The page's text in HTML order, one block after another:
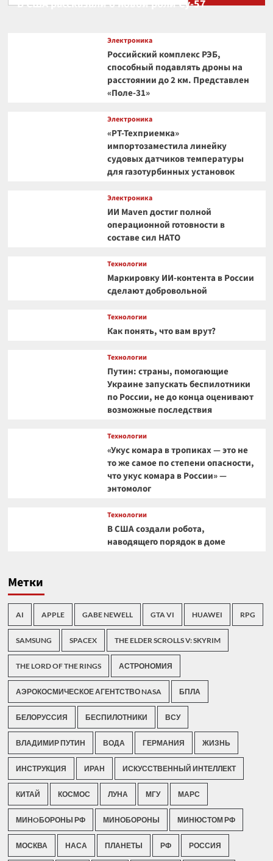
В США рассказали о новой роли Су-57
Электроника
Российский комплекс РЭБ,
способный подавлять дроны на
расстоянии до 2 км. Представлен
«Поле-31»
Электроника
«РТ-Техприемка»
импортозаместила линейку
судовых датчиков температуры
для газотурбинных установок
Электроника
ИИ Maven достиг полной
операционной готовности в
составе сил НАТО
Технологии
Маркировку ИИ-контента в России
сделают добровольной
Технологии
Как понять, что вам врут?
Технологии
Путин: страны, помогающие
Украине запускать беспилотники
по России, не до конца оценивают
возможные последствия
Технологии
«Укус комара в тропиках — это не
то же самое по степени опасности,
что укус комара в России» —
энтомолог
Технологии
В США создали робота,
наводящего порядок в доме
Метки
AI APPLE GABE NEWELL GTA VI HUAWEI RPG
SAMSUNG SPACEX THE ELDER SCROLLS V: SKYRIM
THE LORD OF THE RINGS АСТРОНОМИЯ
АЭРОКОСМИЧЕСКОЕ АГЕНТСТВО NASA БПЛА
БЕЛОРУССИЯ БЕСПИЛОТНИКИ ВСУ
ВЛАДИМИР ПУТИН ВОДА ГЕРМАНИЯ ЖИЗНЬ
ИНСТРУКЦИЯ ИРАН ИСКУССТВЕННЫЙ ИНТЕЛЛЕКТ
КИТАЙ КОСМОС ЛУНА МГУ МАРС
МИНOБОРОНЫ РФ МИНОБОРОНЫ МИНЮСТОМ РФ
МОСКВА НАСА ПЛАНЕТЫ РФ РОССИЯ